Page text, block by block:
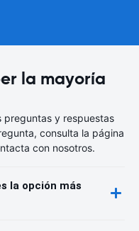
la mayoría
preguntas y respuestas
consulta la página
con nosotros.
la opción más